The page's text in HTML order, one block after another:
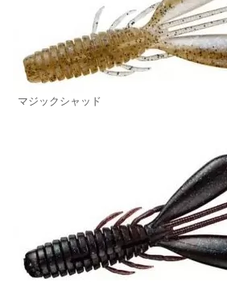
マジックシャッド